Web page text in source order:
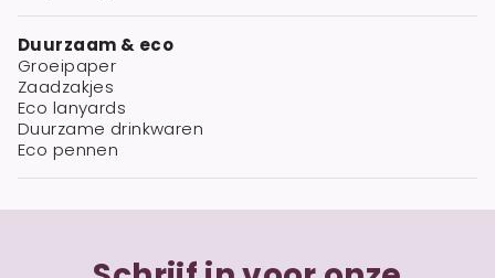
Duurzaam & eco
Groeipaper
Zaadzakjes
Eco lanyards
Duurzame drinkwaren
Eco pennen